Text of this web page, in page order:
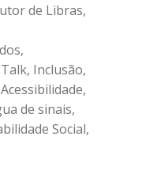
de Libras,
,
, Inclusão,
,
de sinais,
Social,